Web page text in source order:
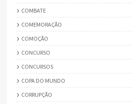
COMBATE
COMEMORAÇÃO
COMOÇÃO
CONCURSO
CONCURSOS
COPA DO MUNDO
CORRUPÇÃO